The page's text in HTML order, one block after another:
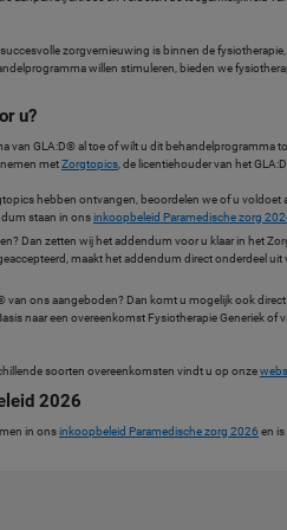
zorgvernieuwing is binnen de
willen stimuleren, bieden we
u?
van GLA:D® al toe of wilt u dit behandelprogramma
metZorgtopics, de licentiehouder van het
hebben ontvangen, beoordelen we of u
staan in onsinkoopbeleid Paramedische zorg
Dan zetten wij het addendum voor u klaar in het
maakt het addendum direct onderdeel
van ons aangeboden? Dan komt u mogelijk ook
naar een overeenkomst Fysiotherapie Generiek
soorten overeenkomsten vindt u op onze
2026
in onsinkoopbeleid Paramedische zorg 2026 en